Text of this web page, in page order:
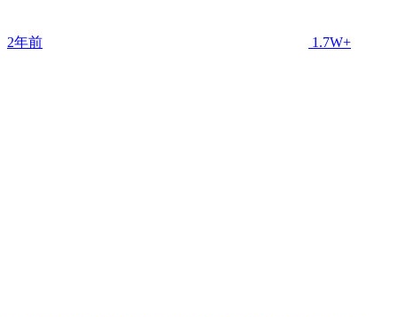
2年前 1.7W+